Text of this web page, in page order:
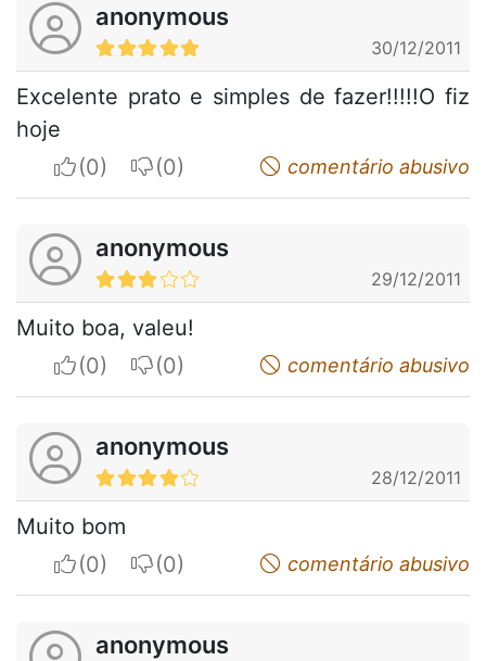
anonymous
30/12/2011
Excelente prato e simples de fazer!!!!!O fiz
hoje
I apreciateI do not appreciatecomentário abusivo
anonymous
29/12/2011
Muito boa, valeu!
I apreciateI do not appreciatecomentário abusivo
anonymous
28/12/2011
Muito bom
I apreciateI do not appreciatecomentário abusivo
anonymous